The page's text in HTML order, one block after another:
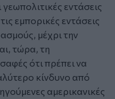
εντάσεις
εμπορικές εντάσεις
μέχρι την
τώρα, τη
ότι πρέπει να
κίνδυνο από
αμερικανικές